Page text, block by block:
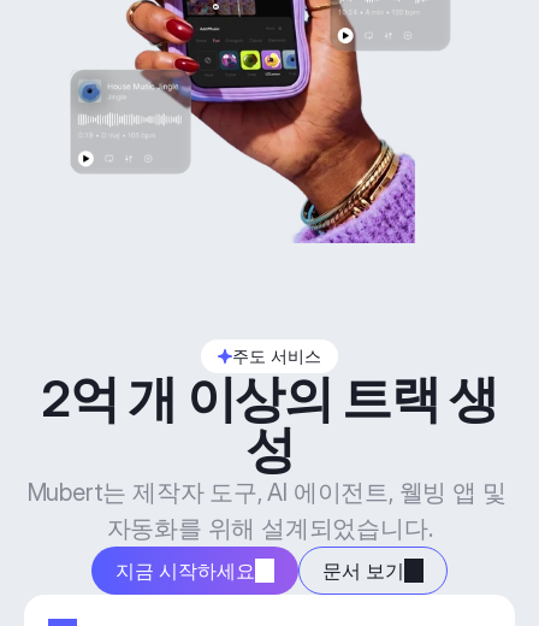
주도 서비스
2억 개 이상의 트랙 생
성
Mubert는 제작자 도구, AI 에이전트, 웰빙 앱 및
자동화를 위해 설계되었습니다.
지금 시작하세요 문서 보기